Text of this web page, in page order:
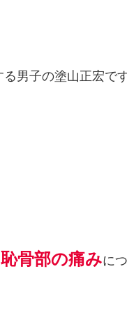
男子の塗山正宏です
骨部の痛みに